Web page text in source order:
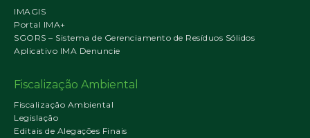
IMAGIS
Portal IMA+
SGORS – Sistema de Gerenciamento de Resíduos Sólidos
Aplicativo IMA Denuncie
Fiscalização Ambiental
Fiscalização Ambiental
Legislação
Editais de Alegações Finais